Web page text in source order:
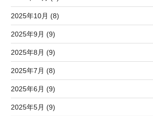
2025年10月 (8)
2025年9月 (9)
2025年8月 (9)
2025年7月 (8)
2025年6月 (9)
2025年5月 (9)